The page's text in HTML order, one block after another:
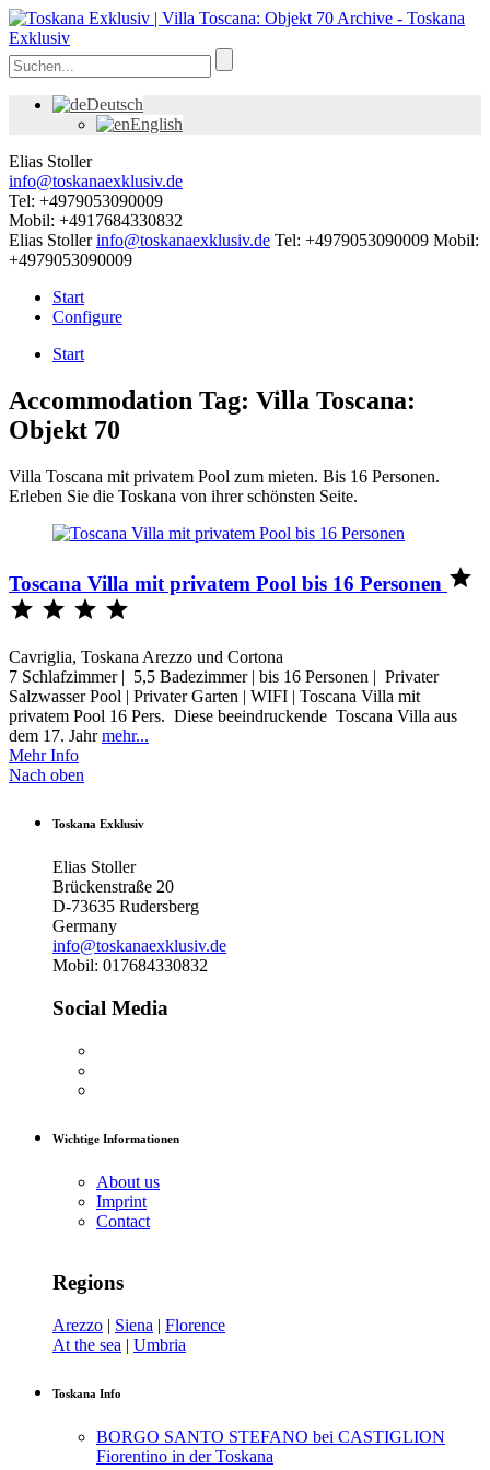
Deutsch
English
Elias Stoller
info@toskanaexklusiv.de
Tel: +4979053090009
Mobil: +4917684330832
Elias Stoller info@toskanaexklusiv.de Tel: +4979053090009 Mobil:
+4979053090009
Start
Configure
Start
Accommodation Tag: Villa Toscana:
Objekt 70
Villa Toscana mit privatem Pool zum mieten. Bis 16 Personen.
Erleben Sie die Toskana von ihrer schönsten Seite.
Toscana Villa mit privatem Pool bis 16 Personen 
   
Cavriglia, Toskana Arezzo und Cortona
7 Schlafzimmer | 5,5 Badezimmer | bis 16 Personen | Privater
Salzwasser Pool | Privater Garten | WIFI | Toscana Villa mit
privatem Pool 16 Pers. Diese beeindruckende Toscana Villa aus
dem 17. Jahrmehr...
Mehr Info
Nach oben
Toskana Exklusiv
Elias Stoller
Brückenstraße 20
D-73635 Rudersberg
Germany
info@toskanaexklusiv.de
Mobil: 017684330832
Social Media
Wichtige Informationen
About us
Imprint
Contact
Regions
Arezzo | Siena | Florence
At the sea | Umbria
Toskana Info
BORGO SANTO STEFANO bei CASTIGLION
Fiorentino in der Toskana